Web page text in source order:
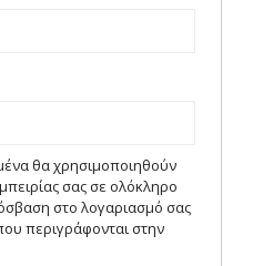
θα χρησιμοποιηθούν
σας σε ολόκληρο
στο λογαριασμό σας
περιγράφονται στην